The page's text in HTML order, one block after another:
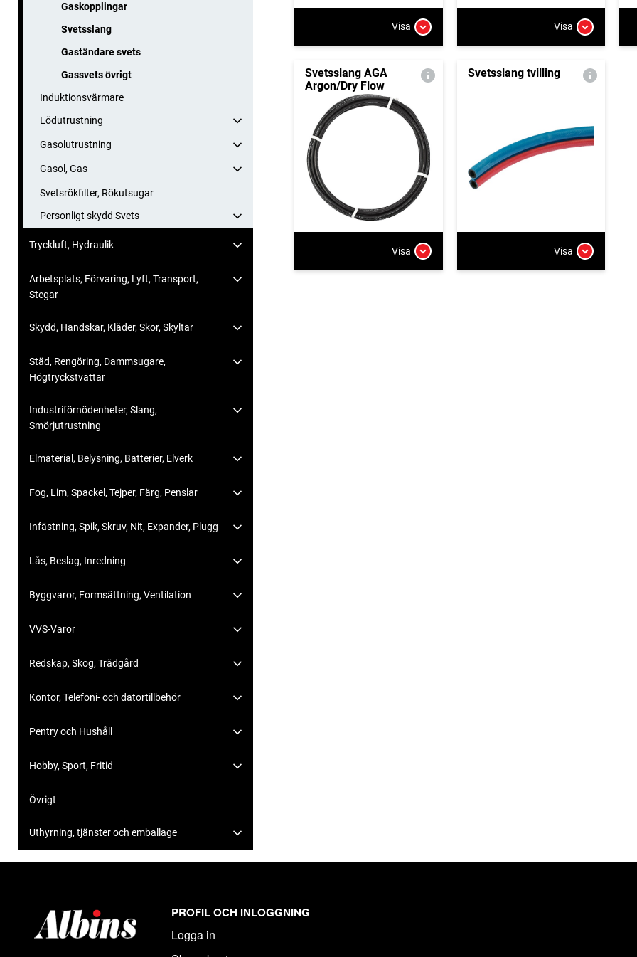
Gaskopplingar
Svetsslang
Gaständare svets
Gassvets övrigt
Induktionsvärmare
Lödutrustning
Gasolutrustning
Gasol, Gas
Svetsrökfilter, Rökutsugar
Personligt skydd Svets
Tryckluft, Hydraulik
Arbetsplats, Förvaring, Lyft, Transport,
Stegar
Skydd, Handskar, Kläder, Skor, Skyltar
Städ, Rengöring, Dammsugare,
Högtryckstvättar
Industriförnödenheter, Slang,
Smörjutrustning
Elmaterial, Belysning, Batterier, Elverk
Fog, Lim, Spackel, Tejper, Färg, Penslar
Infästning, Spik, Skruv, Nit, Expander, Plugg
Lås, Beslag, Inredning
Byggvaror, Formsättning, Ventilation
VVS-Varor
Redskap, Skog, Trädgård
Kontor, Telefoni- och datortillbehör
Pentry och Hushåll
Hobby, Sport, Fritid
Övrigt
Uthyrning, tjänster och emballage
Visa Visa
Svetsslang AGA
Argon/Dry Flow
Visa
Svetsslang tvilling
Visa
PROFIL OCH INLOGGNING
Logga in